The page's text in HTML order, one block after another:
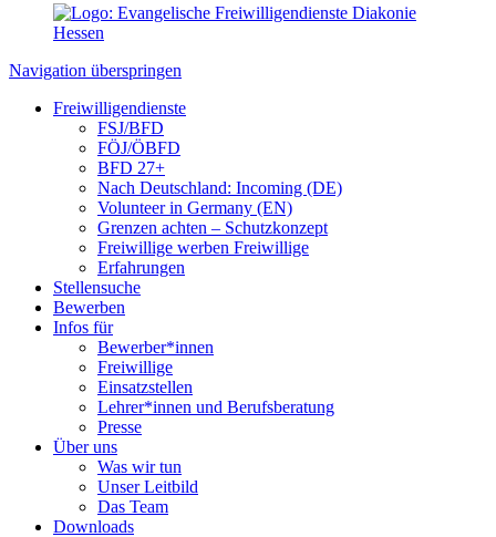
Navigation überspringen
Freiwilligendienste
FSJ/BFD
FÖJ/ÖBFD
BFD 27+
Nach Deutschland: Incoming (DE)
Volunteer in Germany (EN)
Grenzen achten – Schutzkonzept
Freiwillige werben Freiwillige
Erfahrungen
Stellensuche
Bewerben
Infos für
Bewerber*innen
Freiwillige
Einsatzstellen
Lehrer*innen und Berufsberatung
Presse
Über uns
Was wir tun
Unser Leitbild
Das Team
Downloads